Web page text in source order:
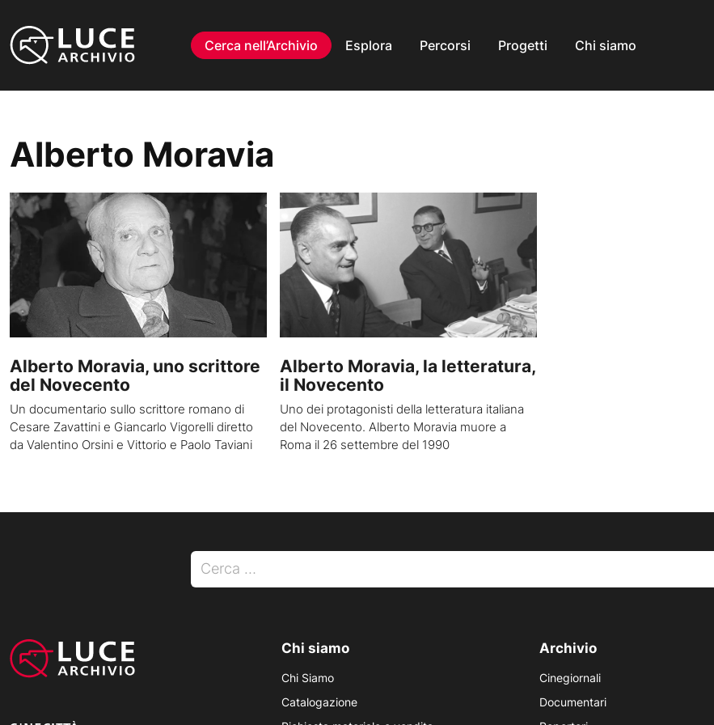
Cerca nell’Archivio Esplora Percorsi Progetti Chi siamo
Alberto Moravia
Alberto Moravia, uno scrittore
del Novecento
Un documentario sullo scrittore romano di
Cesare Zavattini e Giancarlo Vigorelli diretto
da Valentino Orsini e Vittorio e Paolo Taviani
Alberto Moravia, la letteratura,
il Novecento
Uno dei protagonisti della letteratura italiana
del Novecento. Alberto Moravia muore a
Roma il 26 settembre del 1990
Ricerca per:
Chi siamo
Chi Siamo
Catalogazione
Archivio
Cinegiornali
Documentari